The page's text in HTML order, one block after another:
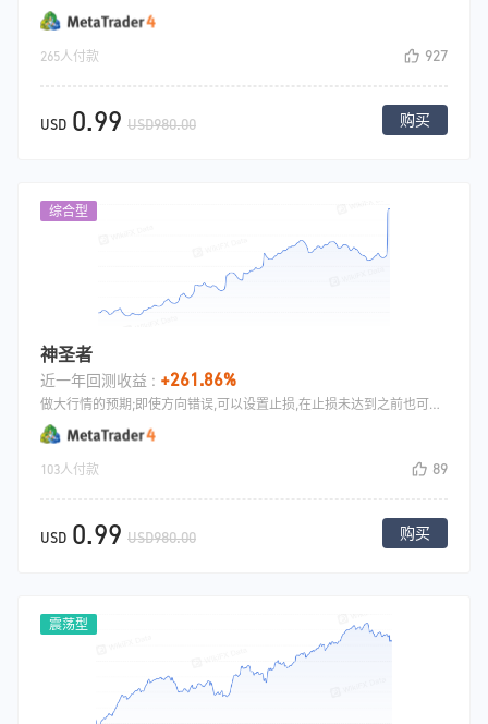
265人付款 927
USD 0.99 USD980.00 购买
综合型
神圣者
近一年回测收益 : +261.86%
做大行情的预期;即使方向错误,可以设置止损,在止损未达到之前也可以通过几次加仓来解决开仓位置不精确的问题
103人付款 89
USD 0.99 USD980.00 购买
震荡型